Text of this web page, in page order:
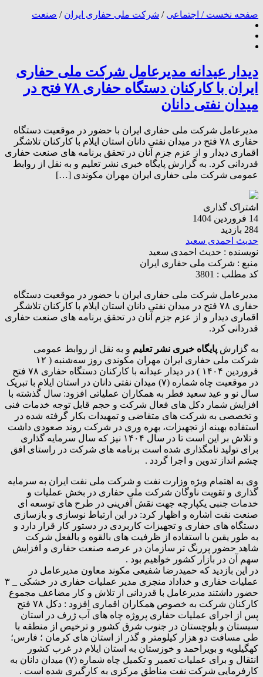
صفحه نخست / اجتماعی / شرکت ملی حفاری ایران / صنعت
دیدار عیدانه مدیرعامل شرکت ملی حفاری
ایران با کارکنان دستگاه حفاری ۷۸ فتح در
میدان نفتی دانان
مدیرعامل شرکت ملی حفاری ایران با حضور در موقعیت دستگاه
حفاری ۷۸ فتح در میدان نفتی دانان استان ایلام با کارکنان تلاشگر
اقماری دیدار و از عزم جزم آنان در تحقق برنامه های صنعت حفاری
قدردانی کرد. به گزارش پایگاه خبری نشر تعلیم و به نقل از روابط
عمومی شرکت ملی حفاری ایران مهران مکوندی […]
اشتراک گذاری
14 فروردین 1404
284 بازدید
حدیث احمدی سعید
نویسنده : حدیث احمدی سعید
منبع : شرکت ملی حفاری ایران
کد مطلب : 3801
مدیرعامل شرکت ملی حفاری ایران با حضور در موقعیت دستگاه
حفاری ۷۸ فتح در میدان نفتی دانان استان ایلام با کارکنان تلاشگر
اقماری دیدار و از عزم جزم آنان در تحقق برنامه های صنعت حفاری
قدردانی کرد.
به گزارش پایگاه خبری نشر تعلیم و به نقل از روابط عمومی
شرکت ملی حفاری ایران مهران مکوندی روز سه‌شنبه ( ۱۲
فروردین ۱۴۰۴ ) در دیدار عیدانه با کارکنان دستگاه حفاری ۷۸ فتح
در موقعیت چاه شماره (۷) میدان نفتی دانان در استان ایلام با تبریک
سال نو و عید سعید فطر به همکاران عملیاتی افزود: سال گذشته با
افزایش شمار دکل های فعال شرکت و حجم قابل توجه خدمات فنی
و تخصصی به شرکت های متقاضی و تمهیدات بکار گرفته شده در
استفاده بهینه از تجهیزات، بهره وری در شرکت روند صعودی داشت
و تلاش بر این است تا در سال ۱۴۰۴ نیز که سال سرمایه گذاری
برای تولید نامگذاری شده است برنامه های شرکت در راستای افق
چشم انداز تدوین و اجرا گردد .
وی به اهتمام ویژه وزارت نفت و شرکت ملی نفت ایران به سرمایه
گذاری و تقویت ناوگان شرکت ملی حفاری در بخش عملیات و
خدمات جنبی یکپارچه جهت نقش آفرینی در طرح های توسعه ای
صنعت نفت اشاره و اظهار کرد: در این ارتباط نوسازی و بازسازی
دستگاه های حفاری و تجهیزات کاربردی در دستور کار قرار دارد و
به طور یقین با استفاده از ظرفیت های بالقوه و بالفعل شرکت
شاهد حضور پررنگ تر سازمان در عرصه صنعت حفاری و افزایش
سهم آن در بازار کشور خواهیم بود .
در این بازدید که حمیدرضا شفیعی مکوند معاون مدیرعامل در
عملیات حفاری و خداداد منجزی مدیر عملیات حفاری در خشکی _ ۳
حضور داشتند مدیرعامل با قدردانی از تلاش و کار مضاعف مجموع
کارکنان شرکت به خصوص همکاران اقماری افزود : دکل ۷۸ فتح
پس از اجرای عملیات حفاری پروژه چاه های آب ژرف در استان
سیستان و بلوچستان در جنوب شرق کشور و ترخیص از منطقه با
طی مسافت دو هزار کیلومتر و گذر از استان های کرمان ؛ فارس؛
کهگیلویه و بویراحمد و خوزستان به استان ایلام در غرب کشور
انتقال و برای عملیات تعمیر و تکمیل چاه شماره (۷) میدان دانان به
کارفرمایی شرکت نفت مناطق مرکزی به کارگیری شده است .